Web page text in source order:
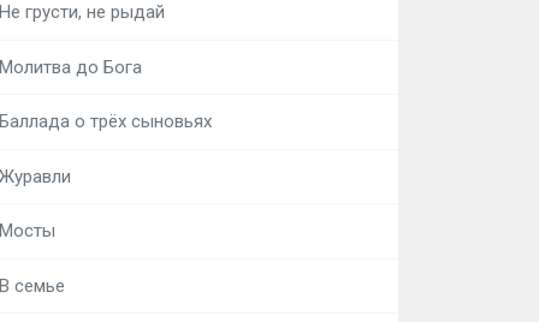
грусти, не рыдай
до Бога
о трёх сыновьях
семье